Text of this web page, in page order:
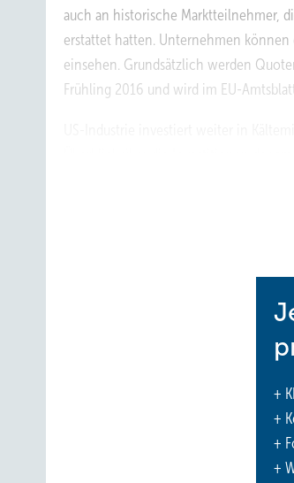
auch an historische Marktteilnehmer,
erstattet hatten. Unternehmen
einsehen. Grundsätzlich werden
Frühling 2016 und wird im EU-
Forschungsprojekt mit dem Ziel, die
+
+
+
+